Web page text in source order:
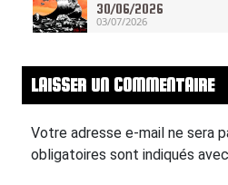
30/06/2026
03/07/2026
LAISSER UN COMMENTAIRE
Votre adresse e-mail ne sera
obligatoires sont indiqués avec